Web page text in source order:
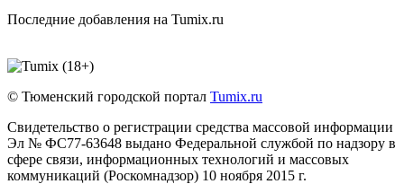
Последние добавления на Tumix.ru
© Тюменский городской портал Tumix.ru
Свидетельство о регистрации средства массовой информации
Эл № ФС77-63648 выдано Федеральной службой по надзору в
сфере связи, информационных технологий и массовых
коммуникаций (Роскомнадзор) 10 ноября 2015 г.